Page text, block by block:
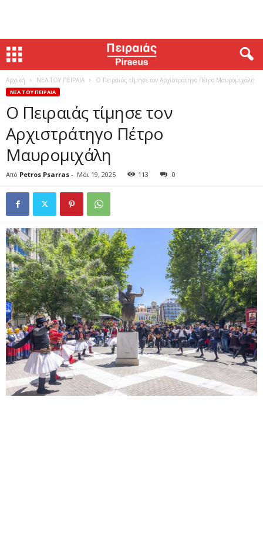
Αρχική ΝΕΑ ΤΟΥ ΠΕΙΡΑΙΑ Ο Πειραιάς τίμησε τον Αρχιστράτηγο Πέτρο Μαυρομιχάλη
ΝΕΑ ΤΟΥ ΠΕΙΡΑΙΑ
Ο Πειραιάς τίμησε τον
Αρχιστράτηγο Πέτρο
Μαυρομιχάλη
Από Petros Psarras - Μάι 19, 2025 113 0